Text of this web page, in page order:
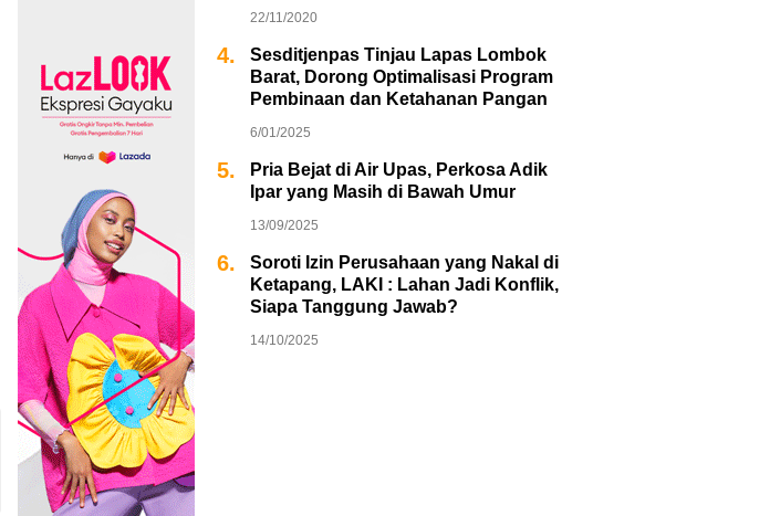
22/11/2020
4.
Sesditjenpas Tinjau Lapas Lombok
Barat, Dorong Optimalisasi Program
Pembinaan dan Ketahanan Pangan
6/01/2025
5.
Pria Bejat di Air Upas, Perkosa Adik
Ipar yang Masih di Bawah Umur
13/09/2025
6.
Soroti Izin Perusahaan yang Nakal di
Ketapang, LAKI : Lahan Jadi Konflik,
Siapa Tanggung Jawab?
14/10/2025